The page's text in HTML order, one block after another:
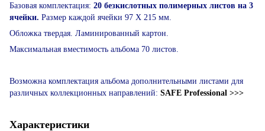
Базовая комплектация: 20 безкислотных полимерных листов на 3
ячейки. Размер каждой ячейки 97 Х 215 мм.
Обложка твердая. Ламинированный картон.
Максимальная вместимость альбома 70 листов.
Возможна комплектация альбома дополнительными листами для
различных коллекционных направлений: SAFE Professional >>>
Характеристики